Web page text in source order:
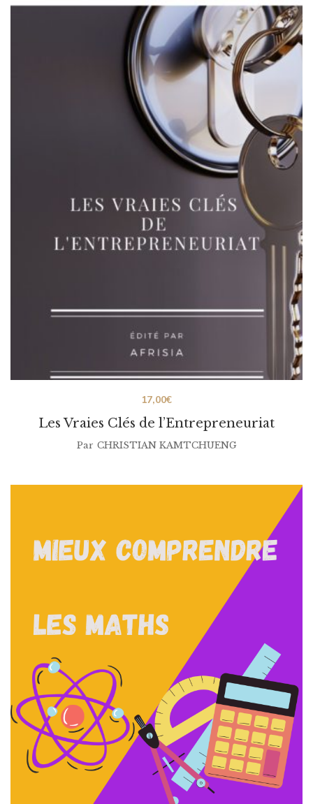
Les Vraies Clés de l’Entrepreneuriat
17,00€
Par CHRISTIAN KAMTCHUENG